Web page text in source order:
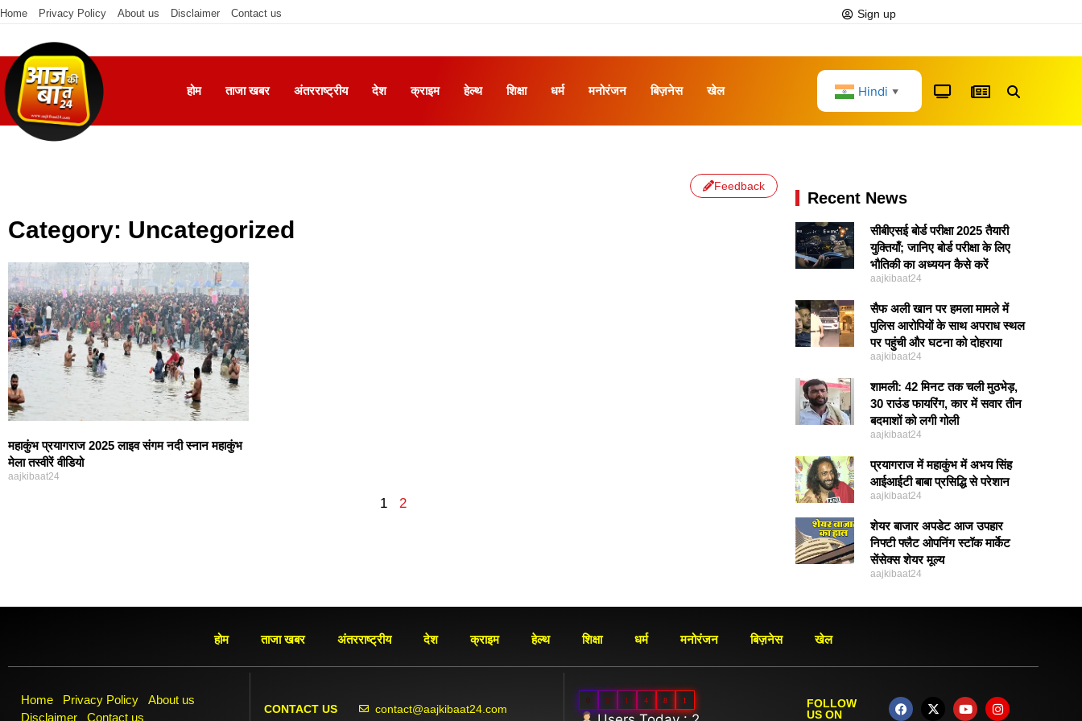
Home Privacy Policy About us Disclaimer Contact us Sign up
होम ताजा खबर अंतरराष्ट्रीय देश क्राइम हेल्थ शिक्षा धर्म मनोरंजन बिज़नेस खेल Hindi ▼
Feedback
Category: Uncategorized
महाकुंभ प्रयागराज 2025 लाइव संगम नदी स्नान महाकुंभ
मेला तस्वीरें वीडियो
aajkibaat24
1 2
Recent News
सीबीएसई बोर्ड परीक्षा 2025 तैयारी
युक्तियाँ; जानिए बोर्ड परीक्षा के लिए
भौतिकी का अध्ययन कैसे करें
aajkibaat24
सैफ अली खान पर हमला मामले में
पुलिस आरोपियों के साथ अपराध स्थल
पर पहुंची और घटना को दोहराया
aajkibaat24
शामली: 42 मिनट तक चली मुठभेड़,
30 राउंड फायरिंग, कार में सवार तीन
बदमाशों को लगी गोली
aajkibaat24
प्रयागराज में महाकुंभ में अभय सिंह
आईआईटी बाबा प्रसिद्धि से परेशान
aajkibaat24
शेयर बाजार अपडेट आज उपहार
निफ्टी फ्लैट ओपनिंग स्टॉक मार्केट
सेंसेक्स शेयर मूल्य
aajkibaat24
होम ताजा खबर अंतरराष्ट्रीय देश क्राइम हेल्थ शिक्षा धर्म मनोरंजन बिज़नेस खेल
Home Privacy Policy
About us
Disclaimer
Contact us
CONTACT US contact@aajkibaat24.com
0 0 1 4 8 1
FOLLOW
US ON